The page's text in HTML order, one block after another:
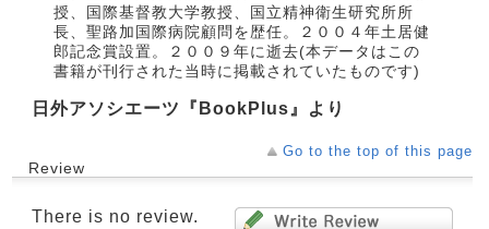
授、国際基督教大学教授、国立精神衛生研究所所
長、聖路加国際病院顧問を歴任。２００４年土居健
郎記念賞設置。２００９年に逝去(本データはこの
書籍が刊行された当時に掲載されていたものです)
日外アソシエーツ『BookPlus』より
Go to the top of this page
Review
There is no review.